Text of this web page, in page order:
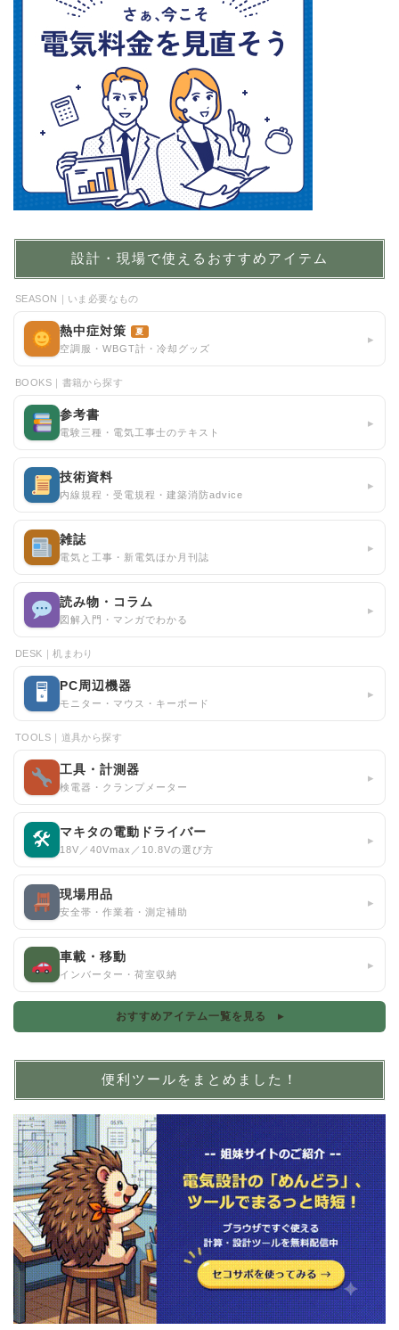
設計・現場で使えるおすすめアイテム
SEASON｜いま必要なもの
熱中症対策 夏
空調服・WBGT計・冷却グッズ
▸
BOOKS｜書籍から探す
参考書
電験三種・電気工事士のテキスト
▸
技術資料
内線規程・受電規程・建築消防advice
▸
雑誌
電気と工事・新電気ほか月刊誌
▸
読み物・コラム
図解入門・マンガでわかる
▸
DESK｜机まわり
🖥 PC周辺機器
モニター・マウス・キーボード
▸
TOOLS｜道具から探す
工具・計測器
検電器・クランプメーター
▸
🛠 マキタの電動ドライバー
18V／40Vmax／10.8Vの選び方
▸
現場用品
安全帯・作業着・測定補助
▸
車載・移動
インバーター・荷室収納
▸
おすすめアイテム一覧を見る ▸
便利ツールをまとめました！